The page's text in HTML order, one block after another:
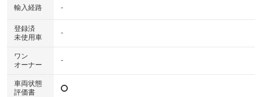
輸入経路 -
登録済
未使用車
-
ワン
オーナー
-
車両状態
評価書